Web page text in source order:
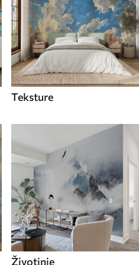
Teksture
Životinje